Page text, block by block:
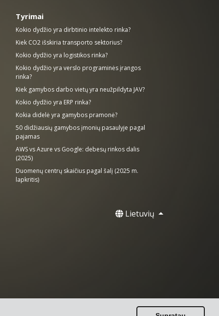
Tyrimai
Kokio dydžio yra dirbtinio intelekto rinka?
Kiek CO2 išskiria transporto sektorius?
Kokio dydžio yra logistikos rinka?
Kokio dydžio yra verslo programinės įrangos
rinka?
Kiek gamybos darbo vietų yra neužpildyta JAV?
Kokio dydžio yra ERP rinka?
Kokia didelė yra gamybos pramonė?
50 didžiausių gamybos įmonių pasaulyje pagal
pajamas
AWS vs Azure vs Google: debesų rinkos dalis
(2025)
Duomenų centrų skaičius pagal šalį (2025 m.
lapkritis)
Lietuvių